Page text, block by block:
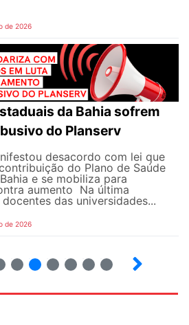
de 2026
da Bahia sofrem
do Planserv
desacordo com lei que
do Plano de Saúde
e se mobiliza para
aumento Na última
das universidades...
de 2026